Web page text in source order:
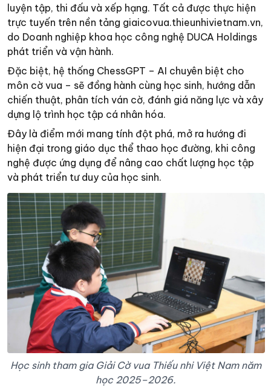
luyện tập, thi đấu và xếp hạng. Tất cả được thực hiện
trực tuyến trên nền tảng giaicovua.thieunhivietnam.vn,
do Doanh nghiệp khoa học công nghệ DUCA Holdings
phát triển và vận hành.
Đặc biệt, hệ thống ChessGPT – AI chuyên biệt cho
môn cờ vua – sẽ đồng hành cùng học sinh, hướng dẫn
chiến thuật, phân tích ván cờ, đánh giá năng lực và xây
dựng lộ trình học tập cá nhân hóa.
Đây là điểm mới mang tính đột phá, mở ra hướng đi
hiện đại trong giáo dục thể thao học đường, khi công
nghệ được ứng dụng để nâng cao chất lượng học tập
và phát triển tư duy của học sinh.
Học sinh tham gia Giải Cờ vua Thiếu nhi Việt Nam năm
học 2025–2026.